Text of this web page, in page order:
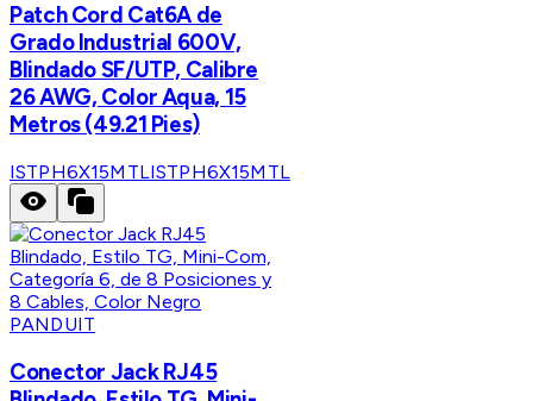
Patch Cord Cat6A de
Grado Industrial 600V,
Blindado SF/UTP, Calibre
26 AWG, Color Aqua, 15
Metros (49.21 Pies)
ISTPH6X15MTLISTPH6X15MTL
PANDUIT
Conector Jack RJ45